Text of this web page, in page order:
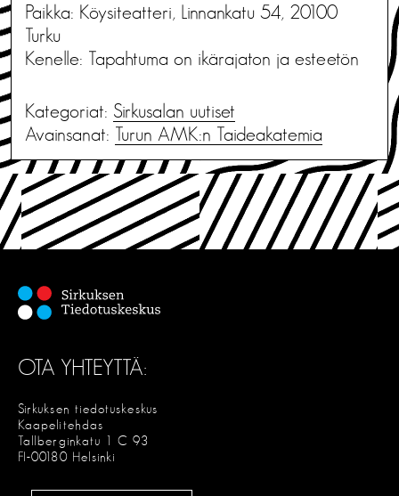
Paikka: Köysiteatteri, Linnankatu 54, 20100
Turku
Kenelle: Tapahtuma on ikärajaton ja esteetön
Kategoriat: Sirkusalan uutiset
Avainsanat: Turun AMK:n Taideakatemia
OTA YHTEYTTÄ:
Sirkuksen tiedotuskeskus
Kaapelitehdas
Tallberginkatu 1 C 93
FI-00180 Helsinki